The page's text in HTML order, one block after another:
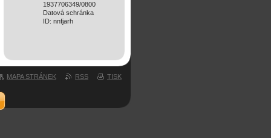
1937706349/0800
Datová schránka
ID: nnfjarh
MAPA STRÁNEK RSS TISK